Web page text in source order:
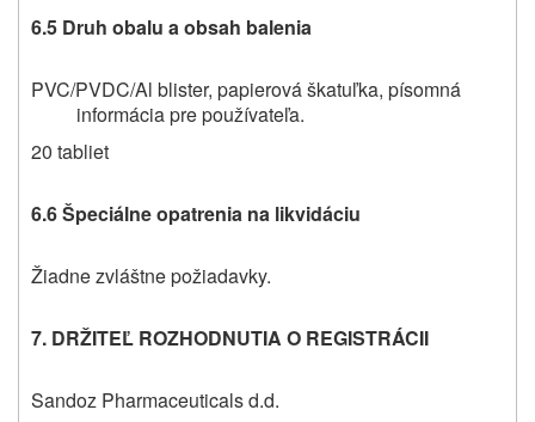
6.5 Druh obalu a obsah balenia
PVC/PVDC/Al blister, papierová škatuľka, písomná
informácia pre používateľa.
20 tabliet
6.6Špeciálne opatrenia na likvidáciu
Žiadne zvláštne požiadavky.
7. DRŽITEĽ ROZHODNUTIA O REGISTRÁCII
Sandoz Pharmaceuticals d.d.